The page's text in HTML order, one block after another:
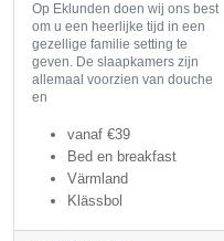
Op Eklunden doen wij ons best
om u een heerlijke tijd in een
gezellige familie setting te
geven. De slaapkamers zijn
allemaal voorzien van douche
en
vanaf €39
Bed en breakfast
Värmland
Klässbol